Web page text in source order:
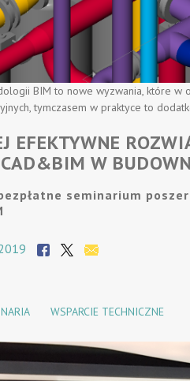
BIM to nowe wyzwania, które
tymczasem w praktyce to
EFEKTYWNE
W
seminarium
WSPARCIE TECHNICZNE